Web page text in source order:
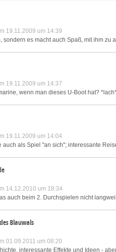
19.11.2009 um 14:39
sondern es macht auch Spaß, mit ihm
19.11.2009 um 14:37
wenn man dieses U-Boot hat?
19.11.2009 um 14:04
als Spiel "an sich"; interessante
14.12.2010 um 18:34
auch beim 2. Durchspielen nicht
Blauwals
01.09.2011 um 08:20
interessante Effekte und Ideen -